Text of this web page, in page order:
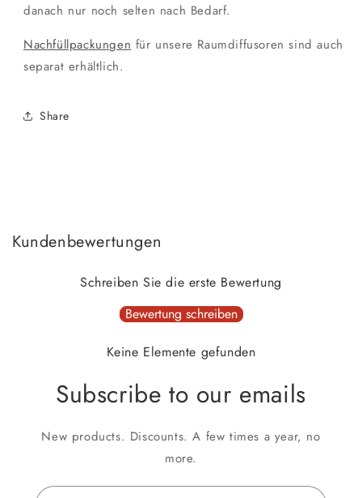
danach nur noch selten nach Bedarf.
Nachfüllpackungenfür unsere Raumdiffusoren sind auch
separat erhältlich.
Share
Kundenbewertungen
Schreiben Sie die erste Bewertung
Bewertung schreiben
Keine Elemente gefunden
Subscribe to our emails
New products. Discounts. A few times a year, no
more.